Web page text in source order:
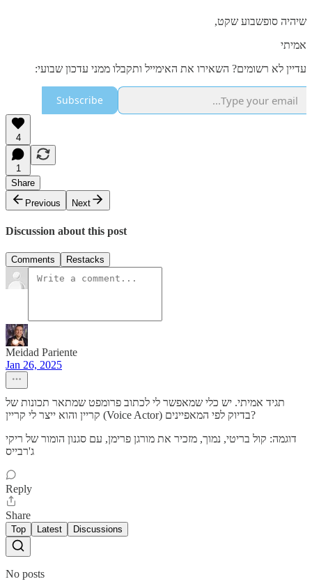
שיהיה סופשבוע שקט,
אמיתי
עדיין לא רשומים? השאירו את האימייל ותקבלו ממני עדכון שבועי:
Subscribe
4
1
Share
Previous
Next
Discussion about this post
Comments Restacks
Meidad Pariente
Jan 26, 2025
תגיד אמיתי. יש כלי שמאפשר לי לכתוב פרומפט שמתאר תכונות של
קריין והוא ייצר לי קריין (Voice Actor) בדיוק לפי המאפיינים?
דוגמה: קול בריטי, נמוך, מזכיר את מורגן פרימן, עם סגנון הומור של ריקי
ג'רבייס
Reply
Share
Top Latest Discussions
No posts